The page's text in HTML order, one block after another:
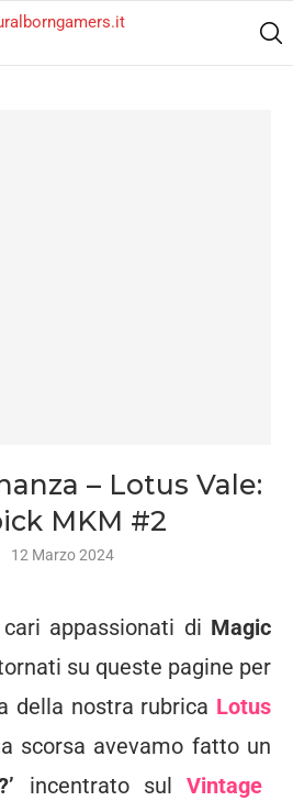
– Lotus Vale:
MKM #2
12 Marzo 2024
appassionati di Magic
su queste pagine per
della nostra rubrica Lotus
scorsa avevamo fatto un
incentrato sul Vintage